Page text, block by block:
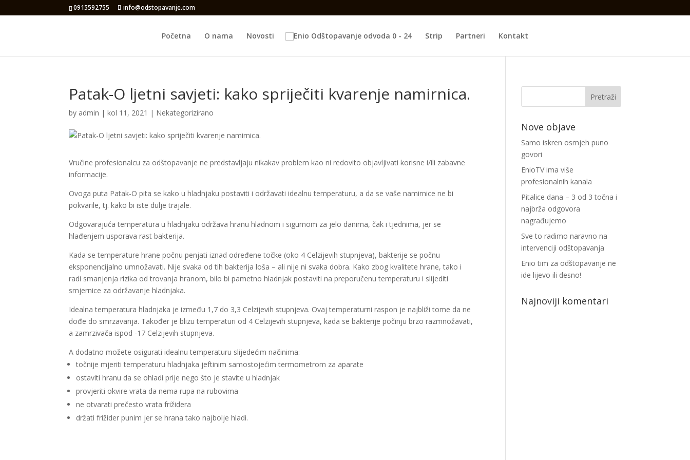
0915592755 info@odstopavanje.com
Početna O nama Novosti Strip Partneri Kontakt
Patak-O ljetni savjeti: kako spriječiti kvarenje namirnica.
by admin |kol 11, 2021 | Nekategorizirano
Vručine profesionalcu za odštopavanje ne predstavljaju nikakav problem kao ni redovito objavljivati korisne i/ili zabavne
informacije.
Ovoga puta Patak-O pita se kako u hladnjaku postaviti i održavati idealnu temperaturu, a da se vaše namirnice ne bi
pokvarile, tj. kako bi iste dulje trajale.
Odgovarajuća temperatura u hladnjaku održava hranu hladnom i sigurnom za jelo danima, čak i tjednima, jer se
hlađenjem usporava rast bakterija.
Kada se temperature hrane počnu penjati iznad određene točke (oko 4 Celzijevih stupnjeva), bakterije se počnu
eksponencijalno umnožavati. Nije svaka od tih bakterija loša – ali nije ni svaka dobra. Kako zbog kvalitete hrane, tako i
radi smanjenja rizika od trovanja hranom, bilo bi pametno hladnjak postaviti na preporučenu temperaturu i slijediti
smjernice za održavanje hladnjaka.
Idealna temperatura hladnjaka je između 1,7 do 3,3 Celzijevih stupnjeva. Ovaj temperaturni raspon je najbliži tome da ne
dođe do smrzavanja. Također je blizu temperaturi od 4 Celzijevih stupnjeva, kada se bakterije počinju brzo razmnožavati,
a zamrzivača ispod -17 Celzijevih stupnjeva.
A dodatno možete osigurati idealnu temperaturu slijedećim načinima:
točnije mjeriti temperaturu hladnjaka jeftinim samostojećim termometrom za aparate
ostaviti hranu da se ohladi prije nego što je stavite u hladnjak
provjeriti okvire vrata da nema rupa na rubovima
ne otvarati prečesto vrata frižidera
držati frižider punim jer se hrana tako najbolje hladi.
Nove objave
Samo iskren osmjeh puno
govori
EnioTV ima više
profesionalnih kanala
Pitalice dana – 3 od 3 točna i
najbrža odgovora
nagrađujemo
Sve to radimo naravno na
intervenciji odštopavanja
Enio tim za odštopavanje ne
ide lijevo ili desno!
Najnoviji komentari